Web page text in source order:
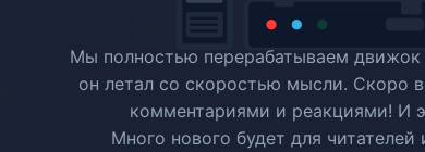
Мы полностью перерабатываем движок
он летал со скоростью мысли. Скоро
комментариями и реакциями! И
Много нового будет для читателей